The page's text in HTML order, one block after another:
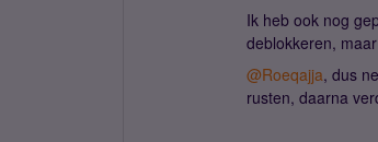
Ik heb ook nog
deblokkeren,
@Roeqajja, dus
rusten, daarna